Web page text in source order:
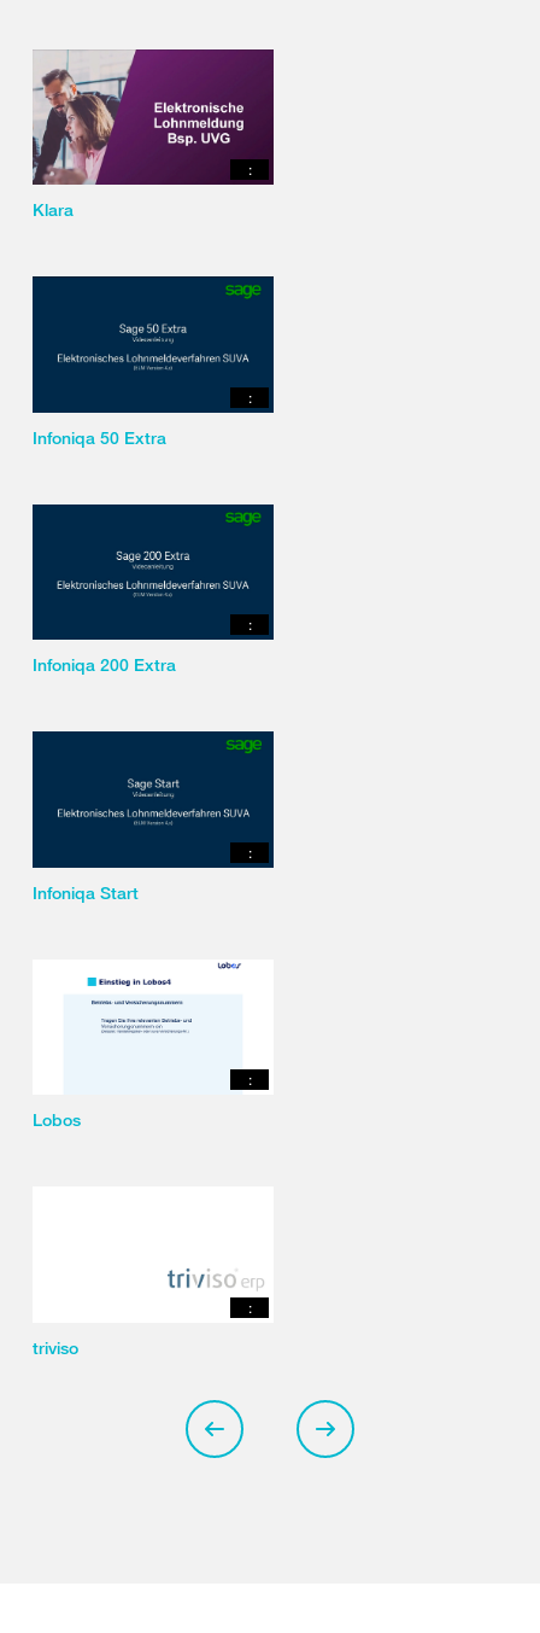
:
Klara
:
Infoniqa 50 Extra
:
Infoniqa 200 Extra
:
Infoniqa Start
:
Lobos
:
triviso